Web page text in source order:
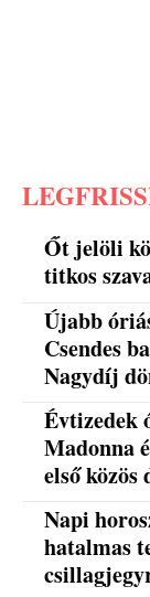
Őt jelöli
titkos
Újabb
Csendes
Nagydíj
Évtizedek
Madonna
első közös
Napi
hatalmas